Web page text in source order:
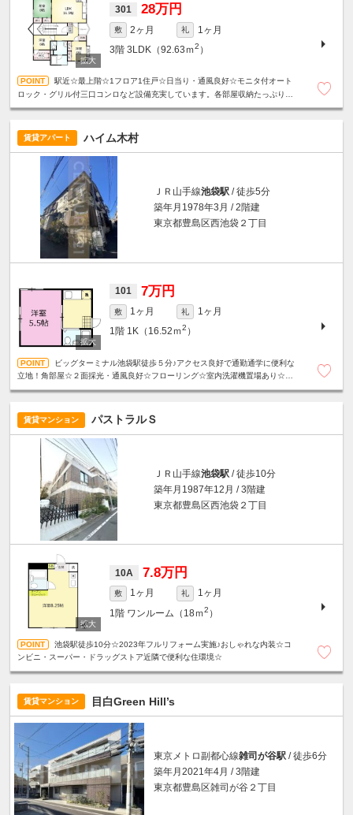
301 28万円
敷 2ヶ月 礼
1ヶ月
3階 3LDK（92.63ｍ2 ）
駅近☆最上階☆1フロア1住戸☆日当り・通風良好☆モニタ付オート
ロック・グリル付三口コンロなど設備充実しています。各部屋収納たっぷり・
賃貸アパート ハイム木村
ＪＲ山手線池袋駅 / 徒歩5分
築年月1978年3月 / 2階建
東京都豊島区西池袋２丁目
101 7万円
敷 1ヶ月 礼
1ヶ月
1階 1K（16.52ｍ2 ）
ビッグターミナル池袋駅徒歩５分♪アクセス良好で通勤通学に便利な
立地！角部屋☆２面採光・通風良好☆フローリング☆室内洗濯機置場あり☆ユ
賃貸マンション パストラルＳ
ＪＲ山手線池袋駅 / 徒歩10分
築年月1987年12月 / 3階建
東京都豊島区西池袋２丁目
10A 7.8万円
敷 1ヶ月 礼
1ヶ月
1階 ワンルーム（18ｍ2 ）
池袋駅徒歩10分☆2023年フルリフォーム実施♪おしゃれな内装☆コ
ンビニ・スーパー・ドラッグストア近隣で便利な住環境☆
賃貸マンション 目白Green Hill’s
東京メトロ副都心線雑司が谷駅 / 徒歩6分
築年月2021年4月 / 3階建
東京都豊島区雑司が谷２丁目